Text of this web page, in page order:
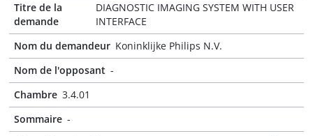
Titre de la
demande
DIAGNOSTIC IMAGING SYSTEM WITH USER
INTERFACE
Nom du demandeur Koninklijke Philips N.V.
Nom de l'opposant -
Chambre 3.4.01
Sommaire -